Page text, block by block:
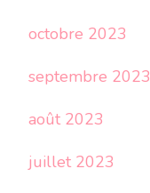
octobre 2023
septembre 2023
août 2023
juillet 2023